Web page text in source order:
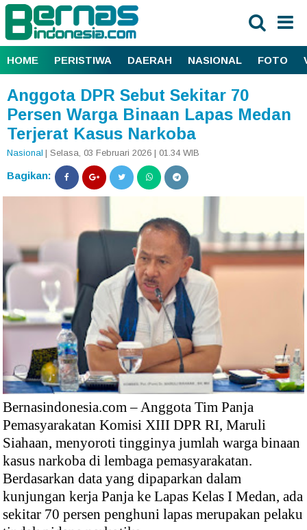
HOME PERISTIWA DAERAH NASIONAL FOTO
Anggota DPR Sebut Sekitar 70
Persen Warga Binaan Lapas Medan
Terjerat Kasus Narkoba
Nasional | Selasa, 03 Februari 2026 | 01.34 WIB
Bagikan:
Bernasindonesia.com – Anggota Tim Panja
Pemasyarakatan Komisi XIII DPR RI, Maruli
Siahaan, menyoroti tingginya jumlah warga binaan
kasus narkoba di lembaga pemasyarakatan.
Berdasarkan data yang dipaparkan dalam
kunjungan kerja Panja ke Lapas Kelas I Medan, ada
sekitar 70 persen penghuni lapas merupakan pelaku